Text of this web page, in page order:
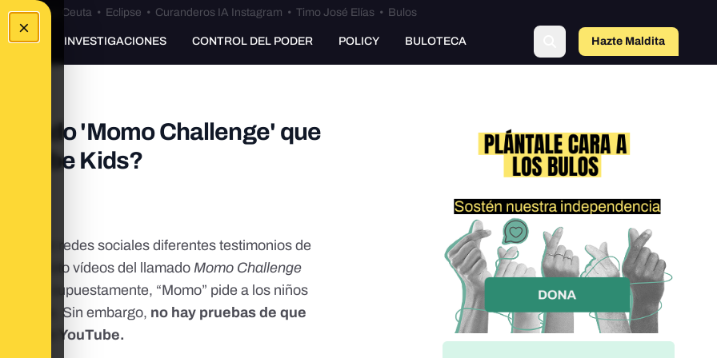
×
•Bulos Ceuta • Eclipse • Curanderos IA Instagram • Timo José Elías • Bulos
INVESTIGACIONES CONTROL DEL PODER POLICY BULOTECA Hazte Maldita
'Momo Challenge' que
Kids?
por redes sociales diferentes testimonios de
han visto vídeos del llamadoMomo Challenge
ellos, supuestamente, “Momo” pide a los niños
mismos. Sin embargo, no hay pruebas de que
en YouTube.